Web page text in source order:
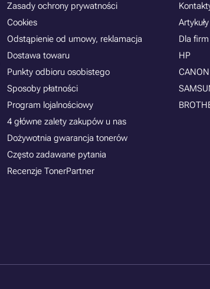
Zasady ochrony prywatności
Cookies
Odstąpienie od umowy, reklamacja
Dostawa towaru
Punkty odbioru osobistego
Sposoby płatności
Program lojalnościowy
4 główne zalety zakupów u nas
Dożywotnia gwarancja tonerów
Często zadawane pytania
Recenzje TonerPartner
Artykuły
Dla firm
HP
CANON